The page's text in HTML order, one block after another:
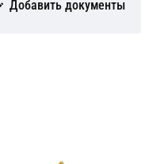
Добавить документы